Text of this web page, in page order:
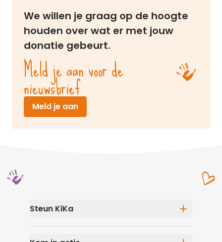
We willen je graag op de hoogte
houden over wat er met jouw
donatie gebeurt.
Meld je aan voor de
nieuwsbrief
Meld je aan(opent in nieuw venster)
Steun KiKa